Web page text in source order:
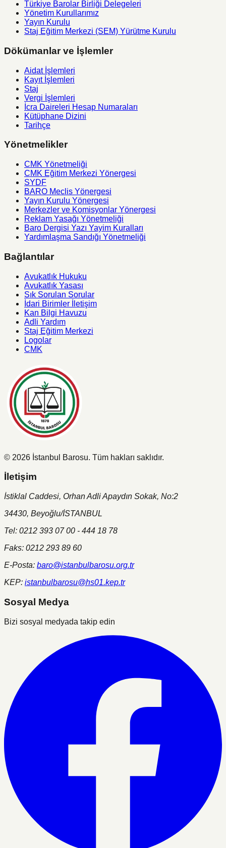
Türkiye Barolar Birliği Delegeleri
Yönetim Kurullarımız
Yayın Kurulu
Staj Eğitim Merkezi (SEM) Yürütme Kurulu
Dökümanlar ve İşlemler
Aidat İşlemleri
Kayıt İşlemleri
Staj
Vergi İşlemleri
İcra Daireleri Hesap Numaraları
Kütüphane Dizini
Tarihçe
Yönetmelikler
CMK Yönetmeliği
CMK Eğitim Merkezi Yönergesi
SYDF
BARO Meclis Yönergesi
Yayın Kurulu Yönergesi
Merkezler ve Komisyonlar Yönergesi
Reklam Yasağı Yönetmeliği
Baro Dergisi Yazı Yayim Kuralları
Yardımlaşma Sandığı Yönetmeliği
Bağlantılar
Avukatlık Hukuku
Avukatlık Yasası
Sık Sorulan Sorular
İdari Birimler İletişim
Kan Bilgi Havuzu
Adli Yardım
Staj Eğitim Merkezi
Logolar
CMK
© 2026 İstanbul Barosu. Tüm hakları saklıdır.
İletişim
İstiklal Caddesi, Orhan Adli Apaydın Sokak, No:2
34430, Beyoğlu/İSTANBUL
Tel: 0212 393 07 00 - 444 18 78
Faks: 0212 293 89 60
E-Posta: baro@istanbulbarosu.org.tr
KEP: istanbulbarosu@hs01.kep.tr
Sosyal Medya
Bizi sosyal medyada takip edin